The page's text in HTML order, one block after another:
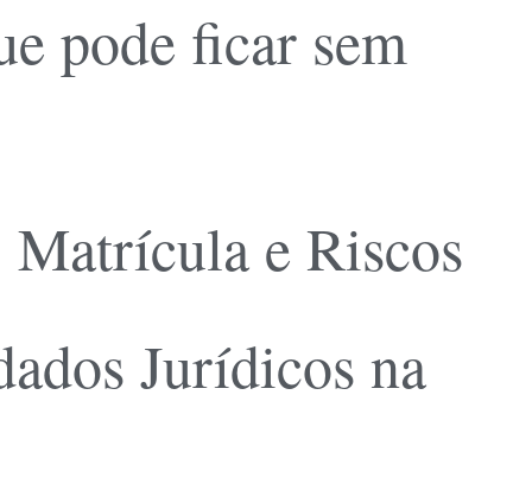
pode ficar sem
e Riscos
Jurídicos na